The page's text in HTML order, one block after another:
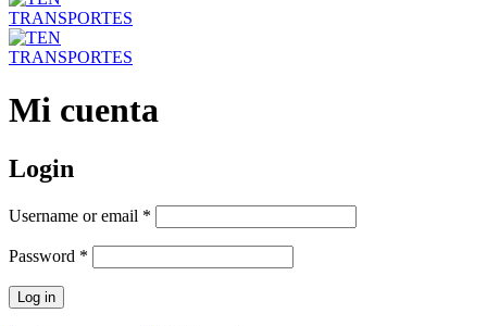
Mi cuenta
Login
Username or email *
Password *
Log in